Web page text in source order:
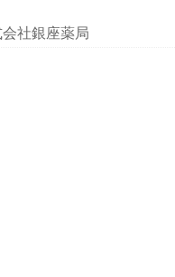
社銀座薬局